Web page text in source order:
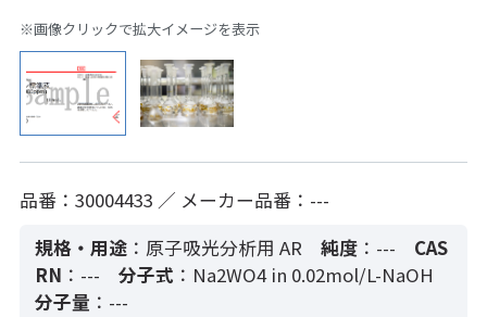
※画像クリックで拡大イメージを表示
品番：30004433 ／ メーカー品番：---
規格・用途 ：原子吸光分析用 AR 純度：---
CAS
RN ：--- 分子式 ：Na2WO4 in 0.02mol/L-NaOH
分子量 ：---